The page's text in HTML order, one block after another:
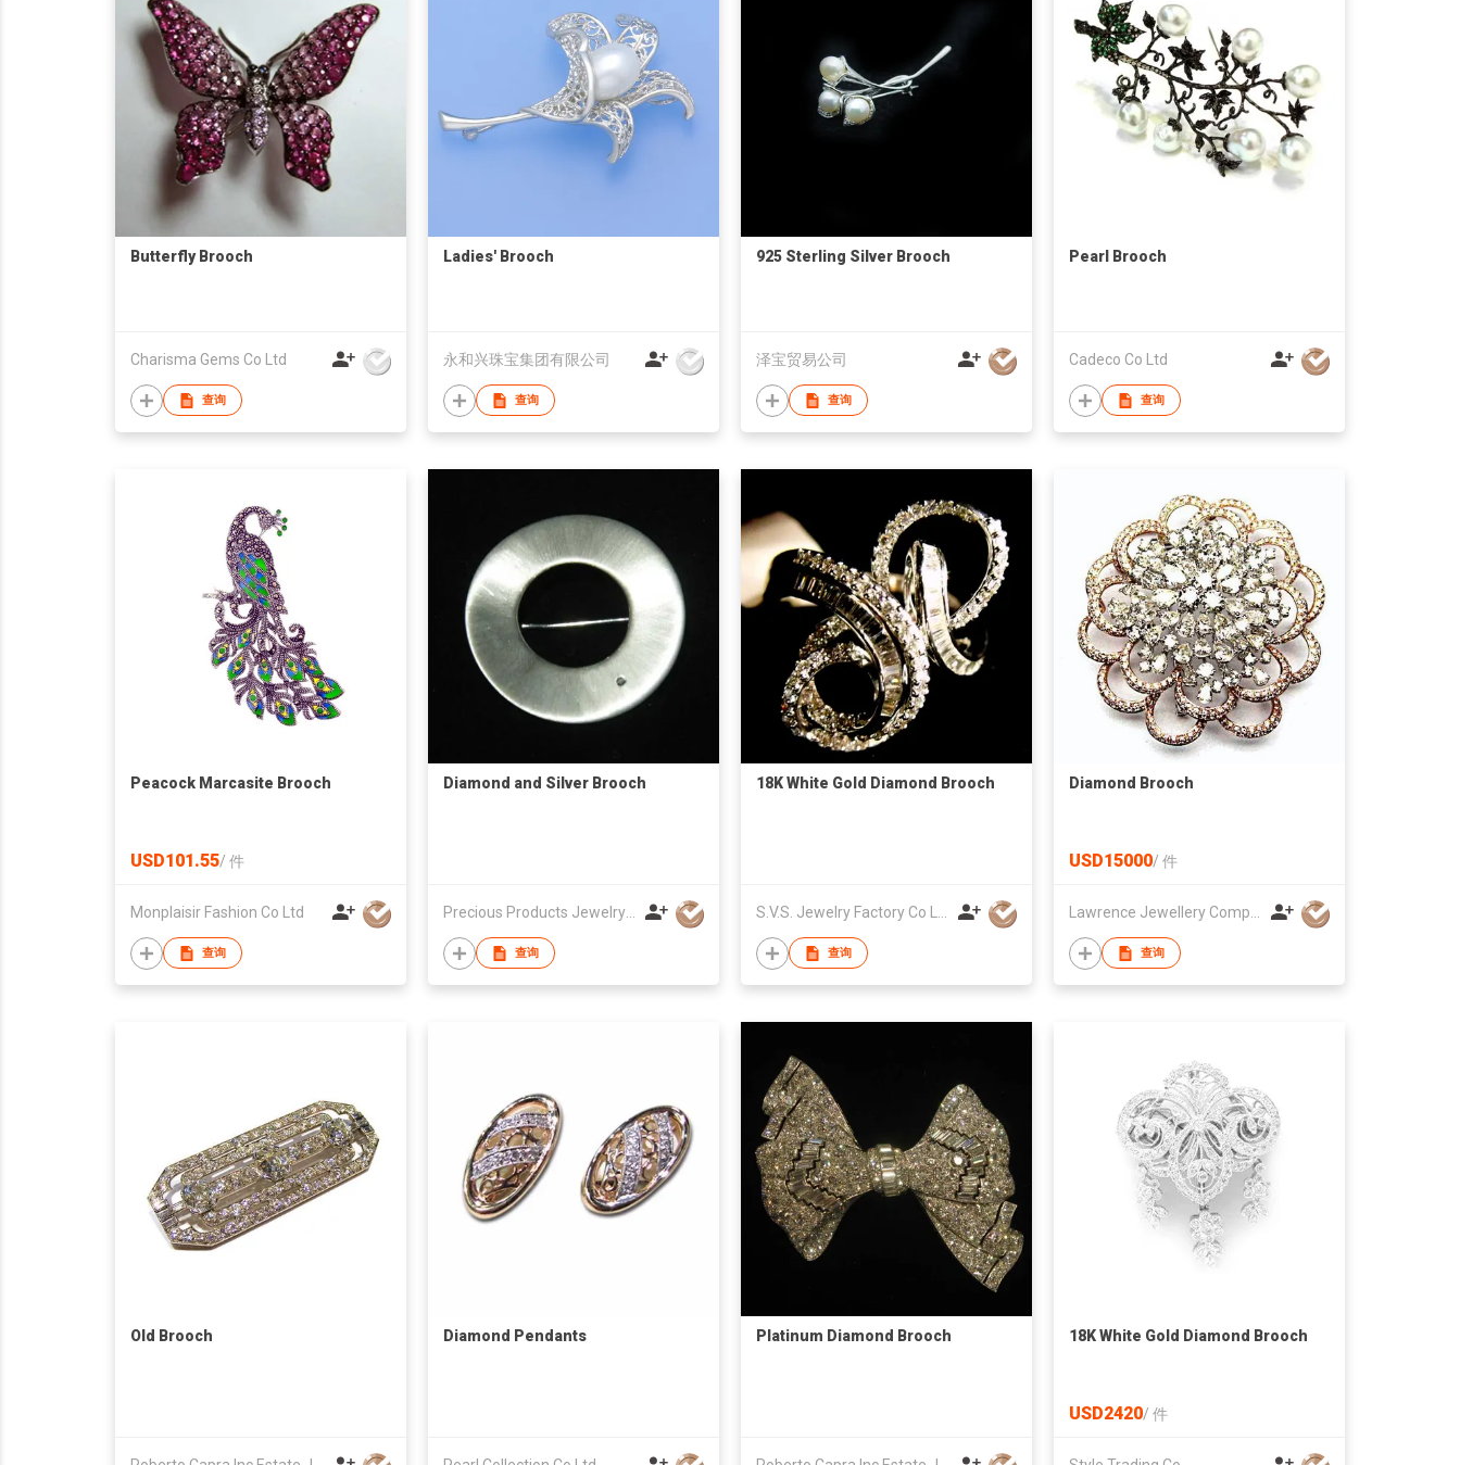
Butterfly Brooch
Charisma Gems Co Ltd
查询
Ladies' Brooch
永和兴珠宝集团有限公司
查询
925 Sterling Silver Brooch
泽宝贸易公司
查询
Pearl Brooch
Cadeco Co Ltd
查询
Peacock Marcasite Brooch
USD101.55/ 件
Monplaisir Fashion Co Ltd
查询
Diamond and Silver Brooch
查询
18K White Gold Diamond Brooch
查询
Diamond Brooch
USD15000/ 件
查询
Old Brooch Diamond Pendants Platinum Diamond Brooch 18K White Gold Diamond Brooch
USD2420/ 件